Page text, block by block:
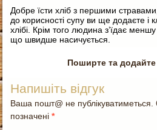
Добре їсти хліб з першими
до корисності супу ви ще додаєте і
хлібі. Крім того людина з’їдає
що швидше насичується.
Поширте та додайте
Напишіть відгук
Ваша пошт@ не публікуватиметься.
позначені*